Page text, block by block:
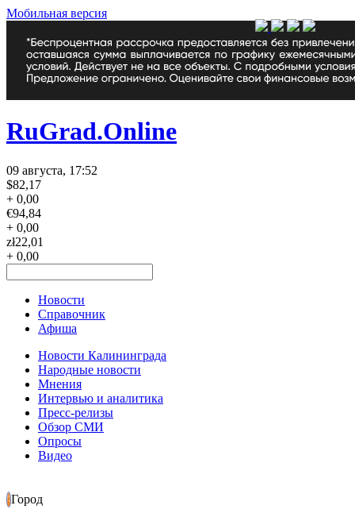
Мобильная версия
RuGrad.Online
09 августа, 17:52
$82,17
+ 0,00
€94,84
+ 0,00
zł22,01
+ 0,00
Новости
Справочник
Афиша
Новости Калининграда
Народные новости
Мнения
Интервью и аналитика
Пресс-релизы
Обзор СМИ
Опросы
Видео
Город